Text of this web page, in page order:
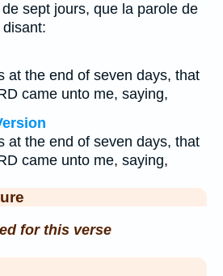
sept jours, que la parole de
disant:
at the end of seven days, that
came unto me, saying,
at the end of seven days, that
came unto me, saying,
for this verse